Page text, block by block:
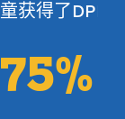
童获得了DPP
75%